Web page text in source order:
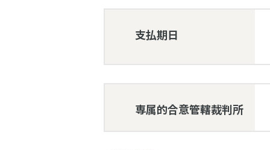
支払期日
専属的合意管轄裁判所